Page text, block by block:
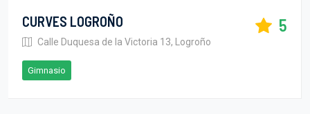
CURVES LOGROÑO
Calle Duquesa de la Victoria 13, Logroño
5
Gimnasio